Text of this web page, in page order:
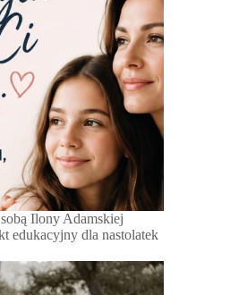
Ilony Adamskiej
edukacyjny dla nastolatek